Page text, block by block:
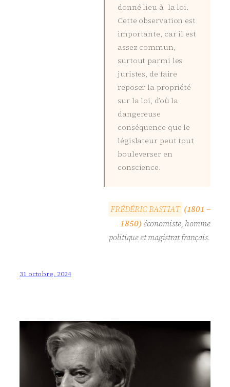
donné lieu à la loi.
Cette observation est
importante, car il est
assez commun,
surtout parmi les
juristes, de faire
reposer la propriété
sur la loi, d’où la
dangereuse
conséquence que le
législateur peut tout
bouleverser en
conscience.
FRÉDÉRICBASTIAT (1801 –
1850) économiste, homme
politique et magistrat français.
31 octobre, 2024